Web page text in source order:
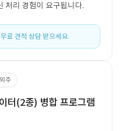
처리 경험이 요구됩니다.
료 견적 상담 받으세요.
외주
터(2종) 병합 프로그램